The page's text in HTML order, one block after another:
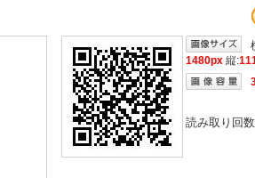
1480px 縦:
読み取り回数